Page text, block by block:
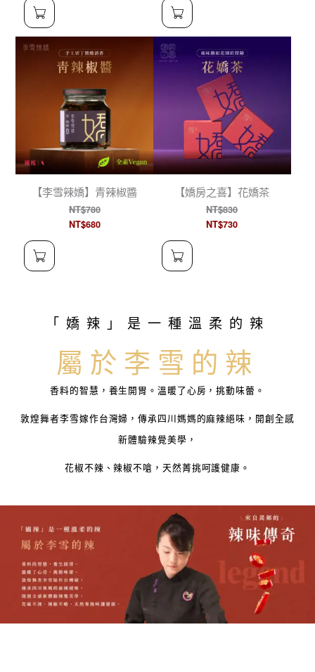
【李雪辣嬌】青辣椒醬
NT$780
NT$680
【嬌房之喜】花嬌茶
NT$830
NT$730
「嬌辣」是一種溫柔的辣
屬於李雪的辣
香料的智慧，養生開胃。溫暖了心房，挑動味蕾。
敦煌舞者李雪嫁作台灣婦，傳承四川媽媽的麻辣絕味，開創全感
新體驗辣覺美學，
花椒不辣、辣椒不嗆，天然菁挑呵護健康。